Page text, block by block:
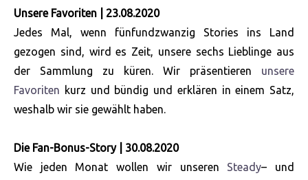
Unsere Favoriten | 23.08.2020
Jedes Mal, wenn fünfundzwanzig Stories ins Land
gezogen sind, wird es Zeit, unsere sechs Lieblinge aus
der Sammlung zu küren. Wir präsentieren unsere
Favoriten kurz und bündig und erklären in einem Satz,
weshalb wir sie gewählt haben.
Die Fan-Bonus-Story | 30.08.2020
Wie jeden Monat wollen wir unseren Steady– und